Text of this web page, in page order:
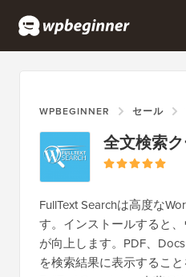
WPBEGINNER セール
全文検索
FullText Searchは高度な
す。インストールすると
が向上します。PDF、
を検索結果に表示するこ